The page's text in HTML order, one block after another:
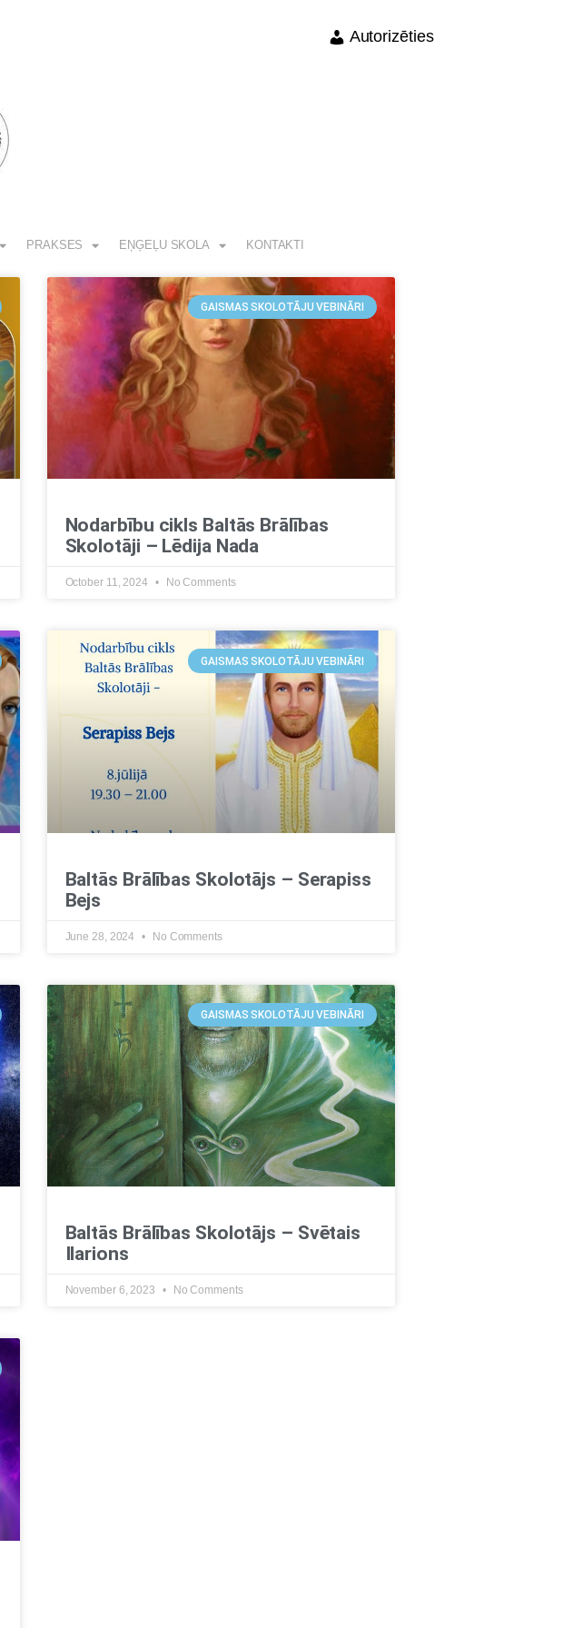
Autorizēties
PRAKSES EŅĢEĻU SKOLA KONTAKTI
GAISMAS SKOLOTĀJU VEBINĀRI
Nodarbību cikls Baltās Brālības
Skolotāji – Lēdija Nada
October 11, 2024 No Comments
GAISMAS SKOLOTĀJU VEBINĀRI
Baltās Brālības Skolotājs – Serapiss
Bejs
June 28, 2024 No Comments
GAISMAS SKOLOTĀJU VEBINĀRI
Baltās Brālības Skolotājs – Svētais
Ilarions
November 6, 2023 No Comments